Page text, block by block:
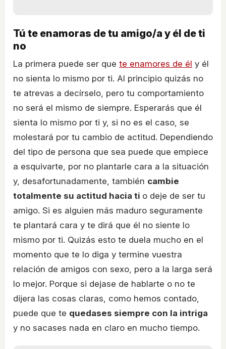
Tú te enamoras de tu amigo/a y él de ti
no
La primera puede ser que te enamores de él y él
no sienta lo mismo por ti. Al principio quizás no
te atrevas a decírselo, pero tu comportamiento
no será el mismo de siempre. Esperarás que él
sienta lo mismo por ti y, si no es el caso, se
molestará por tu cambio de actitud. Dependiendo
del tipo de persona que sea puede que empiece
a esquivarte, por no plantarle cara a la situación
y, desafortunadamente, también cambie
totalmente su actitud hacia ti o deje de ser tu
amigo. Si es alguien más maduro seguramente
te plantará cara y te dirá que él no siente lo
mismo por ti. Quizás esto te duela mucho en el
momento que te lo diga y termine vuestra
relación de amigos con sexo, pero a la larga será
lo mejor. Porque si dejase de hablarte o no te
dijera las cosas claras, como hemos contado,
puede que te quedases siempre con la intriga
y no sacases nada en claro en mucho tiempo.